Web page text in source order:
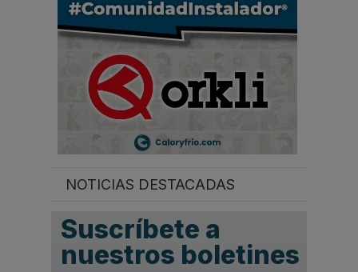
NOTICIAS DESTACADAS
Suscríbete a
nuestros boletines